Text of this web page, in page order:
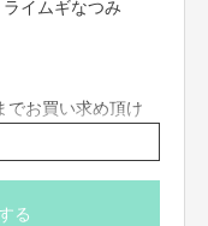
イムギなつみ
お買い求め頂け
で予めご了承くだ
ねます。
る【ご支援にあた
る